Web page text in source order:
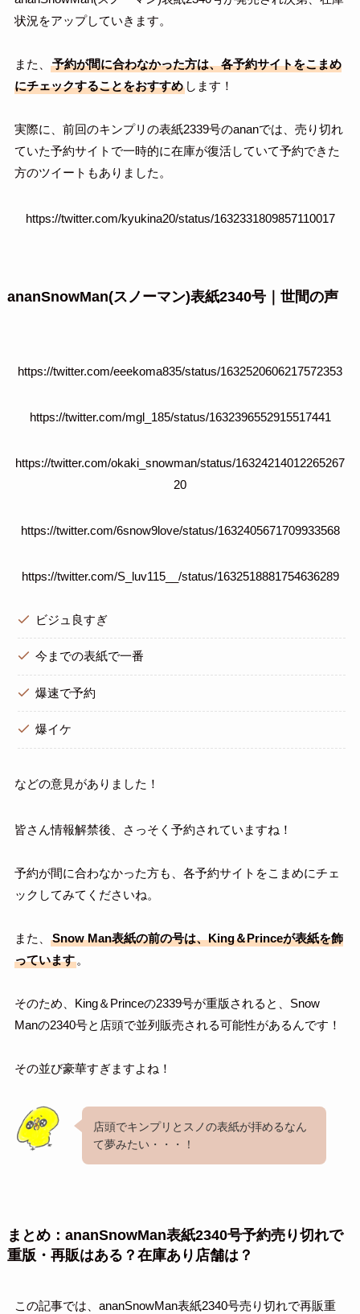
状況をアップしていきます。
また、
予約が間に合わなかった方は、各予約サイトをこまめ
にチェックすることをおすすめします！
実際に、前回のキンプリの表紙2339号のananでは、売り切れ
ていた予約サイトで一時的に在庫が復活していて予約できた
方のツイートもありました。
https://twitter.com/kyukina20/status/1632331809857110017
ananSnowMan(スノーマン)表紙2340号｜世間の声
https://twitter.com/eeekoma835/status/1632520606217572353
https://twitter.com/mgl_185/status/1632396552915517441
https://twitter.com/okaki_snowman/status/16324214012265267
20
https://twitter.com/6snow9love/status/1632405671709933568
https://twitter.com/S_luv115__/status/1632518881754636289
ビジュ良すぎ
今までの表紙で一番
爆速で予約
爆イケ
などの意見がありました！
皆さん情報解禁後、さっそく予約されていますね！
予約が間に合わなかった方も、各予約サイトをこまめにチェ
ックしてみてくださいね。
また、 Snow Man表紙の前の号は、King＆Princeが表紙を飾
っています。
そのため、King＆Princeの2339号が重版されると、Snow
Manの2340号と店頭で並列販売される可能性があるんです！
その並び豪華すぎますよね！
店頭でキンプリとスノの表紙が拝めるなん
て夢みたい・・・！
まとめ：ananSnowMan表紙2340号予約売り切れで
重版・再販はある？在庫あり店舗は？
この記事では、ananSnowMan表紙2340号売り切れで再販重